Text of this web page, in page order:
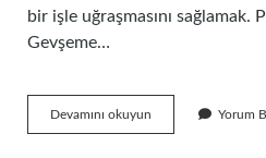
bir işle uğraşmasını sağlamak.
Gevşeme…
Devamını okuyun
Ne
Yorum